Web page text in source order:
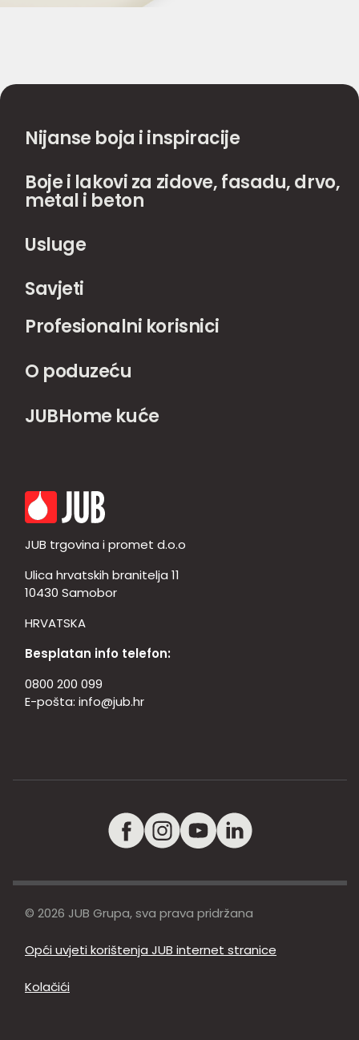
Nijanse boja i inspiracije
Boje i lakovi za zidove, fasadu, drvo,
metal i beton
Usluge
Savjeti
Profesionalni korisnici
O poduzeću
JUBHome kuće
JUB trgovina i promet d.o.o
Ulica hrvatskih branitelja 11
10430 Samobor
HRVATSKA
Besplatan info telefon:
0800 200 099
E-pošta: info@jub.hr
© 2026 JUB Grupa, sva prava pridržana
Opći uvjeti korištenja JUB internet stranice
Kolačići